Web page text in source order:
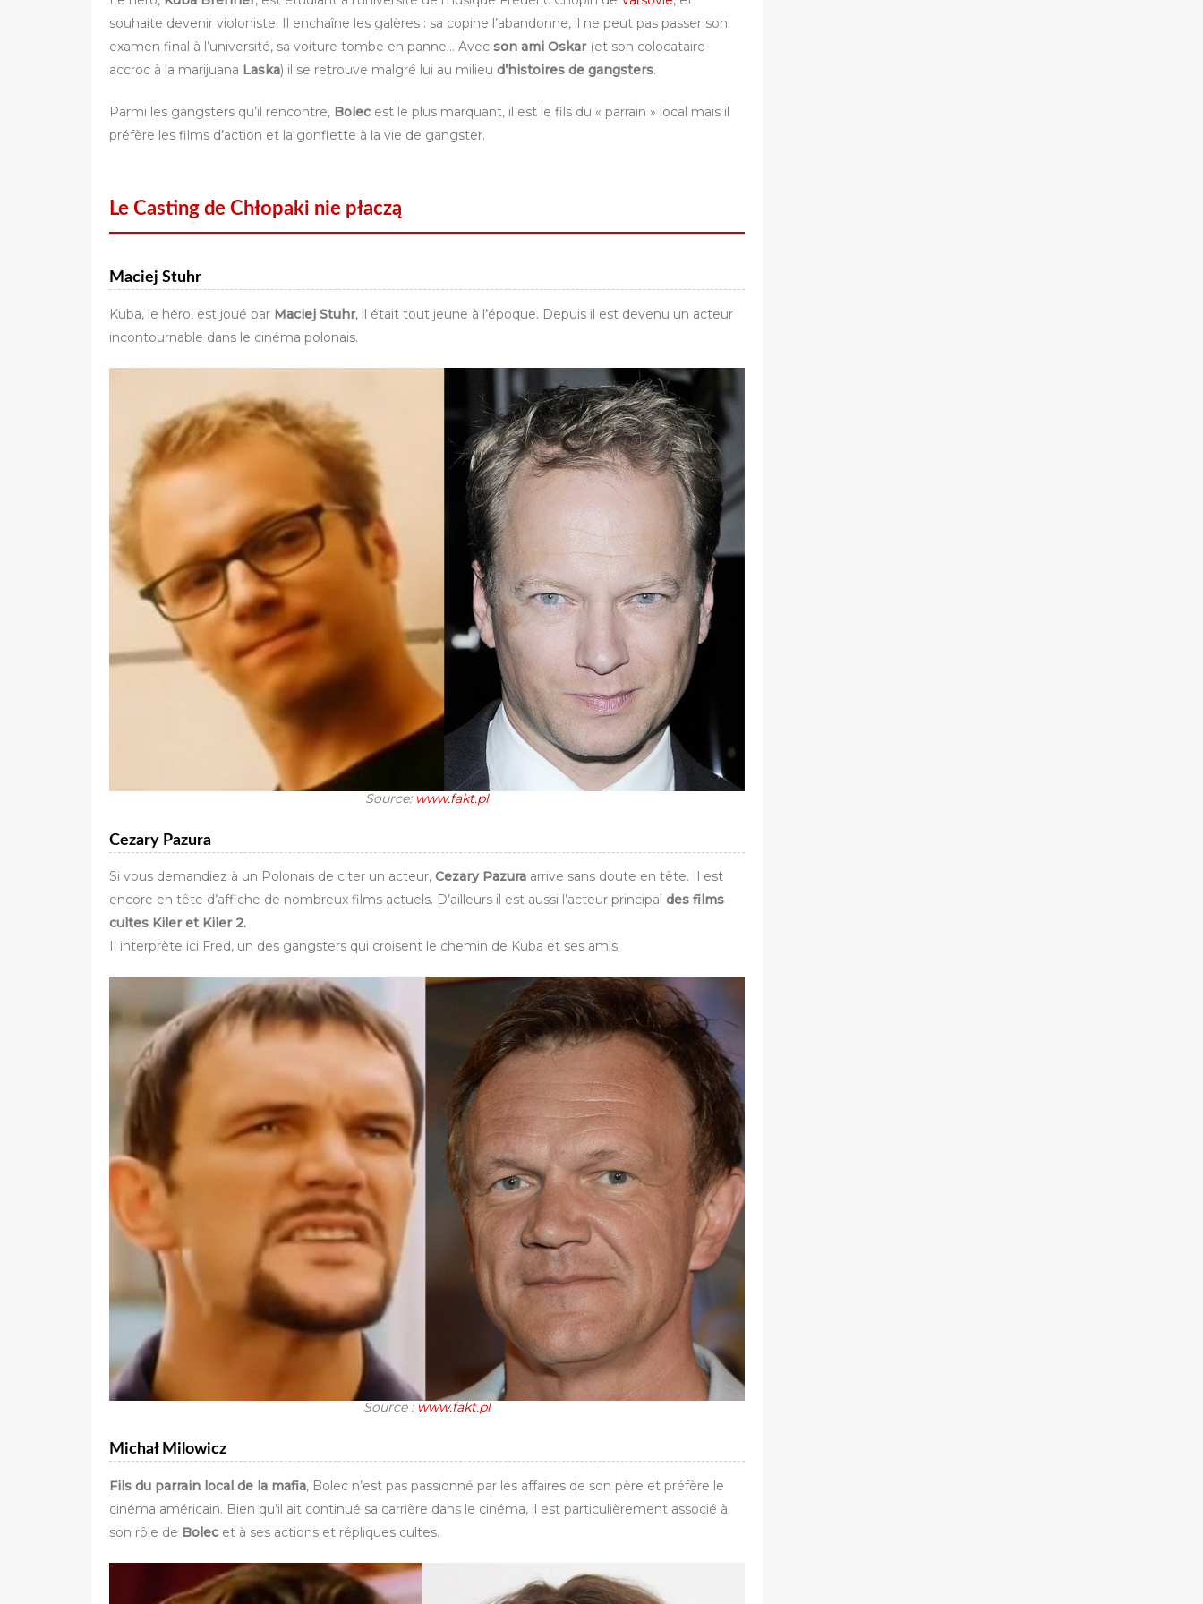
souhaite devenir violoniste. Il enchaîne les galères : sa copine l’abandonne, il ne peut pas passer son
examen final à l’université, sa voiture tombe en panne… Avec son ami Oskar(et son colocataire
accroc à la marijuana Laska) il se retrouve malgré lui au milieu d’histoires de gangsters.
Parmi les gangsters qu’il rencontre, Bolec est le plus marquant, il est le fils du « parrain » local mais il
préfère les films d’action et la gonflette à la vie de gangster.
Le Casting de Chłopaki nie płaczą
Maciej Stuhr
Kuba, le héro, est joué par Maciej Stuhr, il était tout jeune à l’époque. Depuis il est devenu un acteur
incontournable dans le cinéma polonais.
Source: www.fakt.pl
Cezary Pazura
Si vous demandiez à un Polonais de citer un acteur, Cezary Pazura arrive sans doute en tête. Il est
encore en tête d’affiche de nombreux films actuels. D’ailleurs il est aussi l’acteur principal des films
cultes Kiler et Kiler 2.
Il interprète ici Fred, un des gangsters qui croisent le chemin de Kuba et ses amis.
Source : www.fakt.pl
Michał Milowicz
Fils du parrain local de la mafia, Bolec n’est pas passionné par les affaires de son père et préfère le
cinéma américain. Bien qu’il ait continué sa carrière dans le cinéma, il est particulièrement associé à
son rôle de Bolec et à ses actions et répliques cultes.